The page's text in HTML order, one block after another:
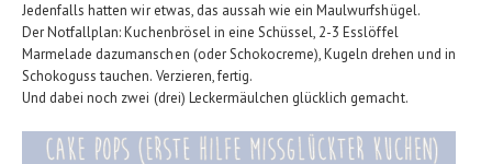
Jedenfalls hatten wir etwas, das aussah wie ein Maulwurfshügel.
Der Notfallplan: Kuchenbrösel in eine Schüssel, 2-3 Esslöffel
Marmelade dazumanschen (oder Schokocreme), Kugeln drehen und in
Schokoguss tauchen. Verzieren, fertig.
Und dabei noch zwei (drei) Leckermäulchen glücklich gemacht.